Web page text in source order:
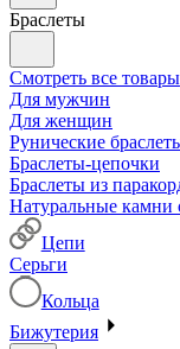
Браслеты
Смотреть все товары
Для мужчин
Для женщин
Рунические
Браслеты-цепочки
Браслеты из
Натуральные камни
Цепи
Серьги
Кольца
Бижутерия